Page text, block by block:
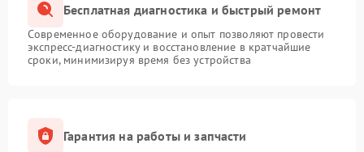
Бесплатная диагностика и быстрый ремонт
Современное оборудование и опыт позволяют провести
экспресс-диагностику и восстановление в кратчайшие
сроки, минимизируя время без устройства
Гарантия на работы и запчасти